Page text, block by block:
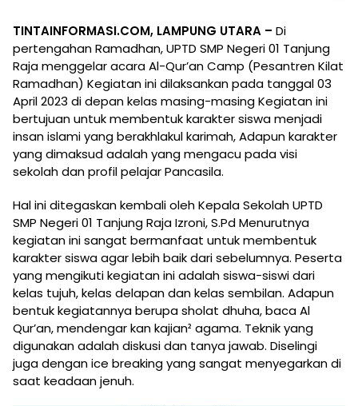
TINTAINFORMASI.COM, LAMPUNG UTARA – Di
pertengahan Ramadhan, UPTD SMP Negeri 01 Tanjung
Raja menggelar acara Al-Qur’an Camp (Pesantren Kilat
Ramadhan) Kegiatan ini dilaksankan pada tanggal 03
April 2023 di depan kelas masing-masing Kegiatan ini
bertujuan untuk membentuk karakter siswa menjadi
insan islami yang berakhlakul karimah, Adapun karakter
yang dimaksud adalah yang mengacu pada visi
sekolah dan profil pelajar Pancasila.
Hal ini ditegaskan kembali oleh Kepala Sekolah UPTD
SMP Negeri 01 Tanjung Raja Izroni, S.Pd Menurutnya
kegiatan ini sangat bermanfaat untuk membentuk
karakter siswa agar lebih baik dari sebelumnya. Peserta
yang mengikuti kegiatan ini adalah siswa-siswi dari
kelas tujuh, kelas delapan dan kelas sembilan. Adapun
bentuk kegiatannya berupa sholat dhuha, baca Al
Qur’an, mendengar kan kajian² agama. Teknik yang
digunakan adalah diskusi dan tanya jawab. Diselingi
juga dengan ice breaking yang sangat menyegarkan di
saat keadaan jenuh.